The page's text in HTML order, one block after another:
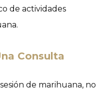
de actividades
Consulta
de marihuana, no